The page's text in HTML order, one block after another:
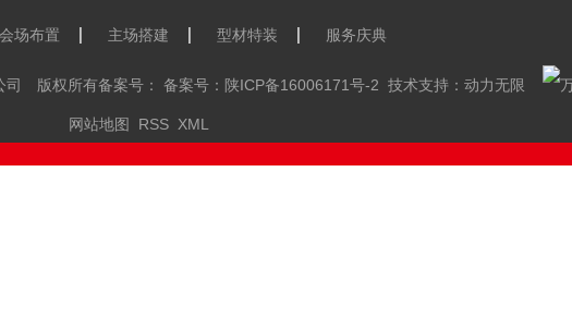
会场布置 主场搭建 型材特装 服务庆典
版权所有备案号： 备案号： 陕ICP备16006171号-2 技术支持： 动力无限
网站地图 RSS XML